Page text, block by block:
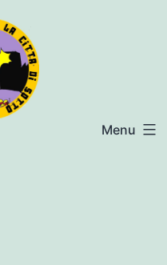
Menu